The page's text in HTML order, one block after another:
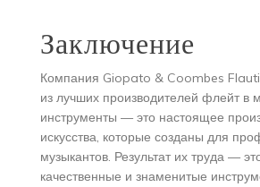
Заключение
Компания Giopato & Coombes
из лучших производителей флейт в
инструменты — это настоящее
искусства, которые созданы для
музыкантов. Результат их труда —
качественные и знаменитые